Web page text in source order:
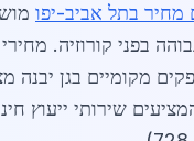
מחיר בתל אביב-יפו
מקומיים בגן יבנה
שירותי ייעוץ